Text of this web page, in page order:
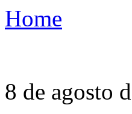
Home
8 de agosto